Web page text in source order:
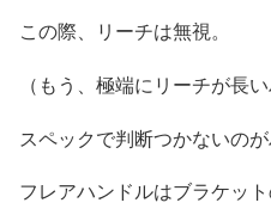
この際、リーチは無視。
（もう、極端にリーチが長
スペックで判断つかないのが
フレアハンドルはブラケッ